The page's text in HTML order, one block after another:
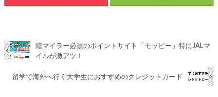
陸マイラー必須のポイントサイト「モッピー」特にJALマ
イルが激アツ！
留学で海外へ行く大学生におすすめのクレジットカード